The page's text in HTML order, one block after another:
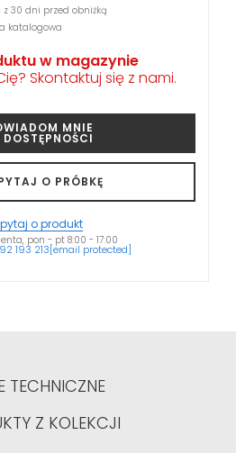
z 30 dni przed obniżką
katalogowa
w magazynie
Skontaktuj się z nami.
MNIE
DOSTĘPNOŚCI
O PRÓBKĘ
o produkt
pon - pt 8:00 - 17:00
193 213[email protected]
TECHNICZNE
Z KOLEKCJI